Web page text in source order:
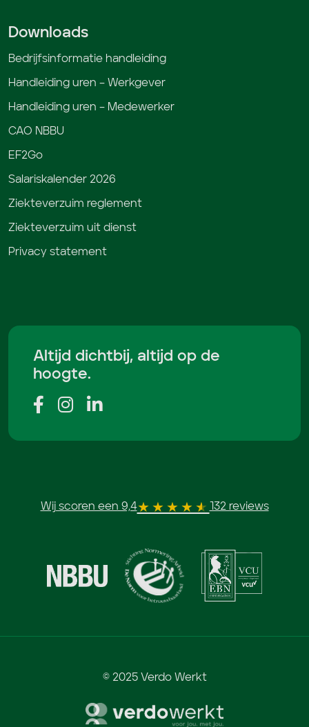
Downloads
Bedrijfsinformatie handleiding
Handleiding uren – Werkgever
Handleiding uren – Medewerker
CAO NBBU
EF2Go
Salariskalender 2026
Ziekteverzuim reglement
Ziekteverzuim uit dienst
Privacy statement
Altijd dichtbij, altijd op de
hoogte.
Wij scoren een 9,4 132 reviews
© 2025 Verdo Werkt